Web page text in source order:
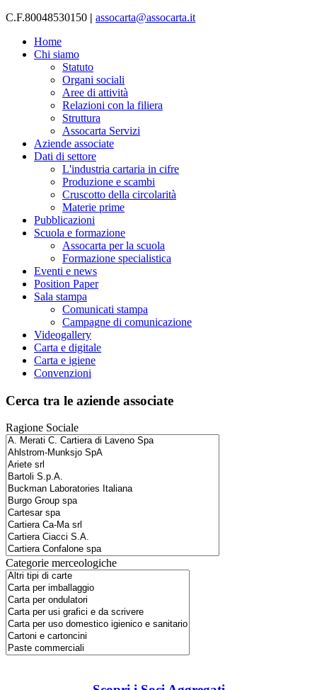
C.F.80048530150 | assocarta@assocarta.it
Home
Chi siamo
Statuto
Organi sociali
Aree di attività
Relazioni con la filiera
Struttura
Assocarta Servizi
Aziende associate
Dati di settore
L'industria cartaria in cifre
Produzione e scambi
Cruscotto della circolarità
Materie prime
Pubblicazioni
Scuola e formazione
Assocarta per la scuola
Formazione specialistica
Eventi e news
Position Paper
Sala stampa
Comunicati stampa
Campagne di comunicazione
Videogallery
Carta e digitale
Carta e igiene
Convenzioni
Cerca tra le aziende associate
Ragione Sociale
Categorie merceologiche